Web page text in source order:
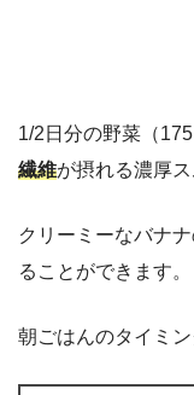
1/2日分の野菜（
繊維が摂れる濃厚ス
クリーミーなバナ
ることができます。
朝ごはんのタイミン